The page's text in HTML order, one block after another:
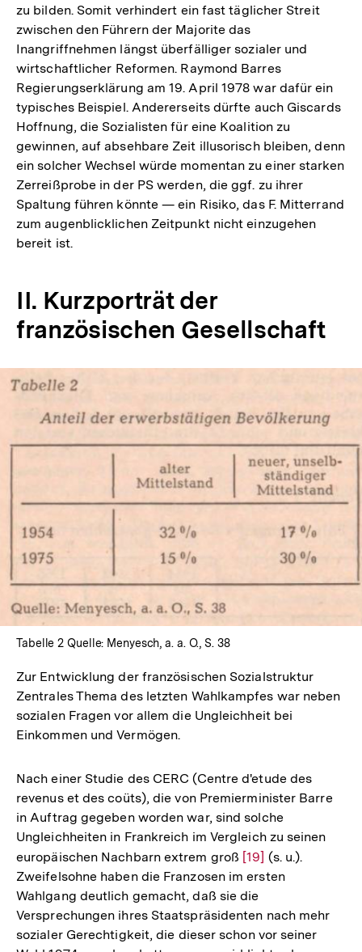
zu bilden. Somit verhindert ein fast täglicher Streit
zwischen den Führern der Majorite das
Inangriffnehmen längst überfälliger sozialer und
wirtschaftlicher Reformen. Raymond Barres
Regierungserklärung am 19. April 1978 war dafür ein
typisches Beispiel. Andererseits dürfte auch Giscards
Hoffnung, die Sozialisten für eine Koalition zu
gewinnen, auf absehbare Zeit illusorisch bleiben, denn
ein solcher Wechsel würde momentan zu einer starken
Zerreißprobe in der PS werden, die ggf. zu ihrer
Spaltung führen könnte — ein Risiko, das F. Mitterrand
zum augenblicklichen Zeitpunkt nicht einzugehen
bereit ist.
II. Kurzporträt der
französischen Gesellschaft
In
öffnen
Tabelle 2 Quelle: Menyesch, a. a. O., S. 38
Zur Entwicklung der französischen Sozialstruktur
Zentrales Thema des letzten Wahlkampfes war neben
sozialen Fragen vor allem die Ungleichheit bei
Einkommen und Vermögen.
Nach einer Studie des CERC (Centre d'etude des
revenus et des coüts), die von Premierminister Barre
in Auftrag gegeben worden war, sind solche
Ungleichheiten in Frankreich im Vergleich zu seinen
europäischen Nachbarn extrem groß Zur
Auflösung
der
Fußnote
[19] (s. u.).
Zweifelsohne haben die Franzosen im ersten
Wahlgang deutlich gemacht, daß sie die
Versprechungen ihres Staatspräsidenten nach mehr
sozialer Gerechtigkeit, die dieser schon vor seiner